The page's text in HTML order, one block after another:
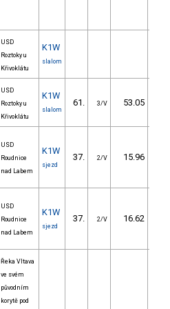
USD
Roztoky u
Křivoklátu
K1W
slalom
USD
Roztoky u
Křivoklátu
K1W
slalom
61. 3/V 53.05
USD
Roudnice
nad Labem
K1W
sjezd
37. 2/V 15.96
USD
Roudnice
nad Labem
K1W
sjezd
37. 2/V 16.62
Řeka Vltava
ve svém
původním
korytě pod